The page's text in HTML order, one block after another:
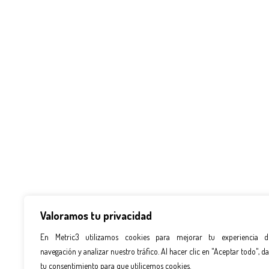
Valoramos tu privacidad
En Metric3 utilizamos cookies para mejorar tu experiencia
navegación y analizar nuestro tráfico. Al hacer clic en "Aceptar todo",
tu consentimiento para que utilicemos cookies.